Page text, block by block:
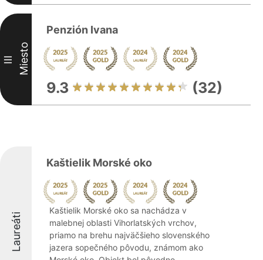
III Miesto
Penzión Ivana
9.3 (32)
Laureáti
Kaštielik Morské oko
Kaštielik Morské oko sa nachádza v
malebnej oblasti Vihorlatských vrchov,
priamo na brehu najväčšieho slovenského
jazera sopečného pôvodu, známom ako